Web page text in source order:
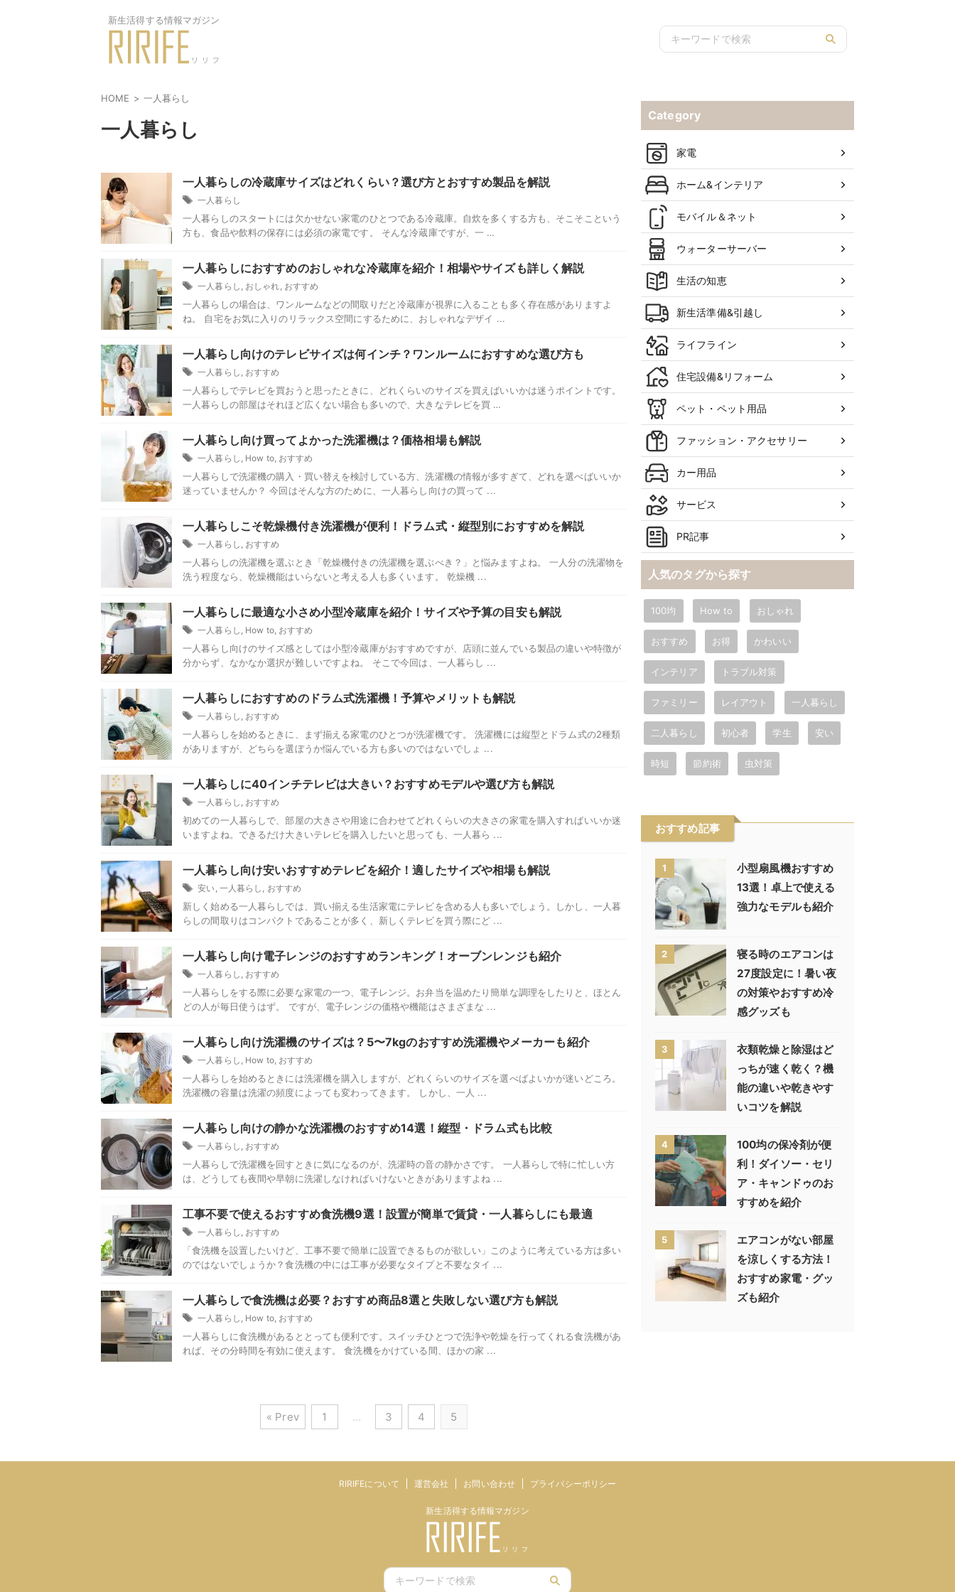
新生活得する情報マガジン
HOME 一人暮らし
一人暮らし
一人暮らしの冷蔵庫サイズはどれくらい？選び方とおすすめ製品を解説
一人暮らし
一人暮らしのスタートには欠かせない家電のひとつである冷蔵庫。自炊を多くする方も、そこそこという
方も、食品や飲料の保存には必須の家電です。 そんな冷蔵庫ですが、一 …
一人暮らしにおすすめのおしゃれな冷蔵庫を紹介！相場やサイズも詳しく解説
一人暮らし , おしゃれ, おすすめ
一人暮らしの場合は、ワンルームなどの間取りだと冷蔵庫が視界に入ることも多く存在感がありますよ
ね。 自宅をお気に入りのリラックス空間にするために、おしゃれなデザイ ...
一人暮らし向けのテレビサイズは何インチ？ワンルームにおすすめな選び方も
一人暮らし , おすすめ
一人暮らしでテレビを買おうと思ったときに、どれくらいのサイズを買えばいいかは迷うポイントです。
一人暮らしの部屋はそれほど広くない場合も多いので、大きなテレビを買 …
一人暮らし向け買ってよかった洗濯機は？価格相場も解説
一人暮らし , How to, おすすめ
一人暮らしで洗濯機の購入・買い替えを検討している方、洗濯機の情報が多すぎて、どれを選べばいいか
迷っていませんか？ 今回はそんな方のために、一人暮らし向けの買って ...
一人暮らしこそ乾燥機付き洗濯機が便利！ドラム式・縦型別におすすめを解説
一人暮らし , おすすめ
一人暮らしの洗濯機を選ぶとき「乾燥機付きの洗濯機を選ぶべき？」と悩みますよね。 一人分の洗濯物を
洗う程度なら、乾燥機能はいらないと考える人も多くいます。 乾燥機 ...
一人暮らしに最適な小さめ小型冷蔵庫を紹介！サイズや予算の目安も解説
一人暮らし , How to, おすすめ
一人暮らし向けのサイズ感としては小型冷蔵庫がおすすめですが、店頭に並んでいる製品の違いや特徴が
分からず、なかなか選択が難しいですよね。 そこで今回は、一人暮らし ...
一人暮らしにおすすめのドラム式洗濯機！予算やメリットも解説
一人暮らし , おすすめ
一人暮らしを始めるときに、まず揃える家電のひとつが洗濯機です。 洗濯機には縦型とドラム式の2種類
がありますが、どちらを選ぼうか悩んでいる方も多いのではないでしょ ...
一人暮らしに40インチテレビは大きい？おすすめモデルや選び方も解説
一人暮らし , おすすめ
初めての一人暮らしで、部屋の大きさや用途に合わせてどれくらいの大きさの家電を購入すればいいか迷
いますよね。できるだけ大きいテレビを購入したいと思っても、一人暮ら ...
一人暮らし向け安いおすすめテレビを紹介！適したサイズや相場も解説
安い, 一人暮らし , おすすめ
新しく始める一人暮らしでは、買い揃える生活家電にテレビを含める人も多いでしょう。しかし、一人暮
らしの間取りはコンパクトであることが多く、新しくテレビを買う際にど ...
一人暮らし向け電子レンジのおすすめランキング！オーブンレンジも紹介
一人暮らし , おすすめ
一人暮らしをする際に必要な家電の一つ、電子レンジ。お弁当を温めたり簡単な調理をしたりと、ほとん
どの人が毎日使うはず。 ですが、電子レンジの価格や機能はさまざまな ...
一人暮らし向け洗濯機のサイズは？5〜7kgのおすすめ洗濯機やメーカーも紹介
一人暮らし , How to, おすすめ
一人暮らしを始めるときには洗濯機を購入しますが、どれくらいのサイズを選べばよいかが迷いどころ。
洗濯機の容量は洗濯の頻度によっても変わってきます。 しかし、一人 ...
一人暮らし向けの静かな洗濯機のおすすめ14選！縦型・ドラム式も比較
一人暮らし , おすすめ
一人暮らしで洗濯機を回すときに気になるのが、洗濯時の音の静かさです。 一人暮らしで特に忙しい方
は、どうしても夜間や早朝に洗濯しなければいけないときがありますよね ...
工事不要で使えるおすすめ食洗機9選！設置が簡単で賃貸・一人暮らしにも最適
一人暮らし , おすすめ
「食洗機を設置したいけど、工事不要で簡単に設置できるものが欲しい」このように考えている方は多い
のではないでしょうか？食洗機の中には工事が必要なタイプと不要なタイ ...
一人暮らしで食洗機は必要？おすすめ商品8選と失敗しない選び方も解説
一人暮らし , How to, おすすめ
一人暮らしに食洗機があるととっても便利です。スイッチひとつで洗浄や乾燥を行ってくれる食洗機があ
れば、その分時間を有効に使えます。 食洗機をかけている間、ほかの家 ...
« Prev 1 … 3 4 5
Category
家電
ホーム&インテリア
モバイル＆ネット
ウォーターサーバー
生活の知恵
新生活準備&引越し
ライフライン
住宅設備&リフォーム
ペット・ペット用品
ファッション・アクセサリー
カー用品
サービス
PR記事
人気のタグから探す
100均 How to おしゃれ
おすすめ お得 かわいい
インテリア トラブル対策
ファミリー レイアウト 一人暮らし
二人暮らし 初心者 学生 安い
時短 節約術 虫対策
おすすめ記事
1
小型扇風機おすすめ
13選！卓上で使える
強力なモデルも紹介
2
寝る時のエアコンは
27度設定に！暑い夜
の対策やおすすめ冷
感グッズも
3
衣類乾燥と除湿はど
っちが速く乾く？機
能の違いや乾きやす
いコツを解説
4
100均の保冷剤が便
利！ダイソー・セリ
ア・キャンドゥのお
すすめを紹介
5
エアコンがない部屋
を涼しくする方法！
おすすめ家電・グッ
ズも紹介
RIRIFEについて 運営会社 お問い合わせ プライバシーポリシー
新生活得する情報マガジン